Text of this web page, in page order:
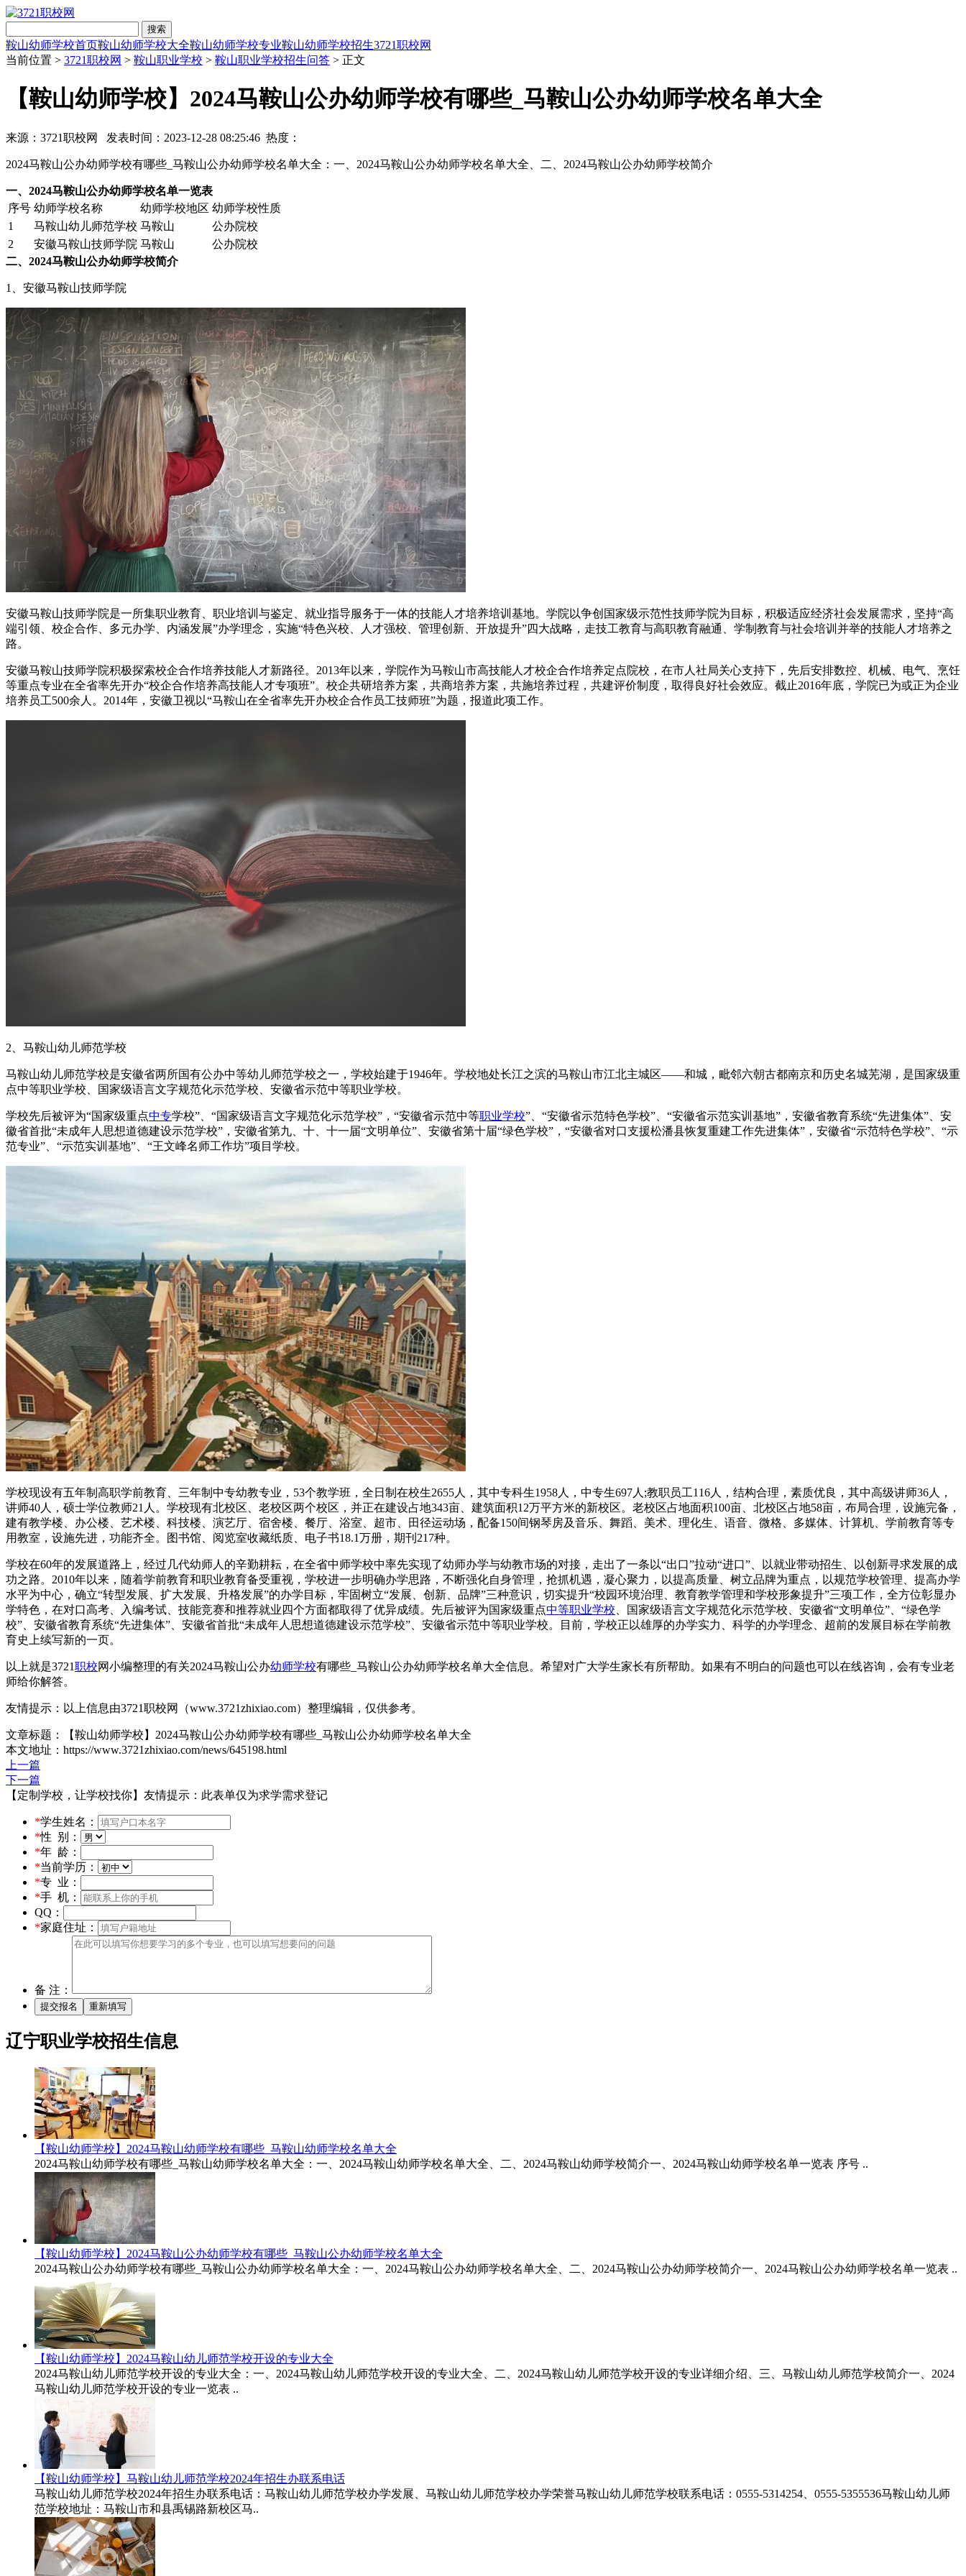
搜索
鞍山幼师学校首页鞍山幼师学校大全鞍山幼师学校专业鞍山幼师学校招生3721职校网
当前位置 > 3721职校网 > 鞍山职业学校 > 鞍山职业学校招生问答 > 正文
【鞍山幼师学校】2024马鞍山公办幼师学校有哪些_马鞍山公办幼师学校名单大全
来源：3721职校网 发表时间：2023-12-28 08:25:46 热度：
2024马鞍山公办幼师学校有哪些_马鞍山公办幼师学校名单大全：一、2024马鞍山公办幼师学校名单大全、二、2024马鞍山公办幼师学校简介
一、2024马鞍山公办幼师学校名单一览表
序号 幼师学校名称 幼师学校地区 幼师学校性质
1
马鞍山幼儿师范学校 马鞍山
公办院校
2
安徽马鞍山技师学院 马鞍山
公办院校
二、2024马鞍山公办幼师学校简介
1、安徽马鞍山技师学院
安徽马鞍山技师学院是一所集职业教育、职业培训与鉴定、就业指导服务于一体的技能人才培养培训基地。学院以争创国家级示范性技师学院为目标，积极适应经济社会发展需求，坚持“高
端引领、校企合作、多元办学、内涵发展”办学理念，实施“特色兴校、人才强校、管理创新、开放提升”四大战略，走技工教育与高职教育融通、学制教育与社会培训并举的技能人才培养之
路。
安徽马鞍山技师学院积极探索校企合作培养技能人才新路径。2013年以来，学院作为马鞍山市高技能人才校企合作培养定点院校，在市人社局关心支持下，先后安排数控、机械、电气、烹饪
等重点专业在全省率先开办“校企合作培养高技能人才专项班”。校企共研培养方案，共商培养方案，共施培养过程，共建评价制度，取得良好社会效应。截止2016年底，学院已为或正为企业
培养员工500余人。2014年，安徽卫视以“马鞍山在全省率先开办校企合作员工技师班”为题，报道此项工作。
2、马鞍山幼儿师范学校
马鞍山幼儿师范学校是安徽省两所国有公办中等幼儿师范学校之一，学校始建于1946年。学校地处长江之滨的马鞍山市江北主城区——和城，毗邻六朝古都南京和历史名城芜湖，是国家级重
点中等职业学校、国家级语言文字规范化示范学校、安徽省示范中等职业学校。
学校先后被评为“国家级重点中专学校”、“国家级语言文字规范化示范学校”，“安徽省示范中等职业学校”、“安徽省示范特色学校”、“安徽省示范实训基地”，安徽省教育系统“先进集体”、安
徽省首批“未成年人思想道德建设示范学校”，安徽省第九、十、十一届“文明单位”、安徽省第十届“绿色学校”，“安徽省对口支援松潘县恢复重建工作先进集体”，安徽省“示范特色学校”、“示
范专业”、“示范实训基地”、“王文峰名师工作坊”项目学校。
学校现设有五年制高职学前教育、三年制中专幼教专业，53个教学班，全日制在校生2655人，其中专科生1958人，中专生697人;教职员工116人，结构合理，素质优良，其中高级讲师36人，
讲师40人，硕士学位教师21人。学校现有北校区、老校区两个校区，并正在建设占地343亩、建筑面积12万平方米的新校区。老校区占地面积100亩、北校区占地58亩，布局合理，设施完备，
建有教学楼、办公楼、艺术楼、科技楼、演艺厅、宿舍楼、餐厅、浴室、超市、田径运动场，配备150间钢琴房及音乐、舞蹈、美术、理化生、语音、微格、多媒体、计算机、学前教育等专
用教室，设施先进，功能齐全。图书馆、阅览室收藏纸质、电子书18.1万册，期刊217种。
学校在60年的发展道路上，经过几代幼师人的辛勤耕耘，在全省中师学校中率先实现了幼师办学与幼教市场的对接，走出了一条以“出口”拉动“进口”、以就业带动招生、以创新寻求发展的成
功之路。2010年以来，随着学前教育和职业教育备受重视，学校进一步明确办学思路，不断强化自身管理，抢抓机遇，凝心聚力，以提高质量、树立品牌为重点，以规范学校管理、提高办学
水平为中心，确立“转型发展、扩大发展、升格发展”的办学目标，牢固树立“发展、创新、品牌”三种意识，切实提升“校园环境治理、教育教学管理和学校形象提升”三项工作，全方位彰显办
学特色，在对口高考、入编考试、技能竞赛和推荐就业四个方面都取得了优异成绩。先后被评为国家级重点中等职业学校 、国家级语言文字规范化示范学校、安徽省“文明单位”、“绿色学
校”、安徽省教育系统“先进集体”、安徽省首批“未成年人思想道德建设示范学校”、安徽省示范中等职业学校。目前，学校正以雄厚的办学实力、科学的办学理念、超前的发展目标在学前教
育史上续写新的一页。
以上就是3721职校网小编整理的有关2024马鞍山公办幼师学校有哪些_马鞍山公办幼师学校名单大全信息。希望对广大学生家长有所帮助。如果有不明白的问题也可以在线咨询，会有专业老
师给你解答。
友情提示：以上信息由3721职校网（www.3721zhixiao.com）整理编辑，仅供参考。
文章标题：【鞍山幼师学校】2024马鞍山公办幼师学校有哪些_马鞍山公办幼师学校名单大全
本文地址：https://www.3721zhixiao.com/news/645198.html
上一篇
下一篇
【定制学校，让学校找你】友情提示：此表单仅为求学需求登记
*学生姓名：
*性 别：
*年 龄：
*当前学历：
*专 业：
*手 机：
QQ：
*家庭住址：
备 注：
辽宁职业学校招生信息
【鞍山幼师学校】2024马鞍山幼师学校有哪些_马鞍山幼师学校名单大全
2024马鞍山幼师学校有哪些_马鞍山幼师学校名单大全：一、2024马鞍山幼师学校名单大全、二、2024马鞍山幼师学校简介一、2024马鞍山幼师学校名单一览表 序号 ..
【鞍山幼师学校】2024马鞍山公办幼师学校有哪些_马鞍山公办幼师学校名单大全
2024马鞍山公办幼师学校有哪些_马鞍山公办幼师学校名单大全：一、2024马鞍山公办幼师学校名单大全、二、2024马鞍山公办幼师学校简介一、2024马鞍山公办幼师学校名单一览表 ..
【鞍山幼师学校】2024马鞍山幼儿师范学校开设的专业大全
2024马鞍山幼儿师范学校开设的专业大全：一、2024马鞍山幼儿师范学校开设的专业大全、二、2024马鞍山幼儿师范学校开设的专业详细介绍、三、马鞍山幼儿师范学校简介一、2024
马鞍山幼儿师范学校开设的专业一览表 ..
【鞍山幼师学校】马鞍山幼儿师范学校2024年招生办联系电话
马鞍山幼儿师范学校2024年招生办联系电话：马鞍山幼儿师范学校办学发展、马鞍山幼儿师范学校办学荣誉马鞍山幼儿师范学校联系电话：0555-5314254、0555-5355536马鞍山幼儿师
范学校地址：马鞍山市和县禹锡路新校区马..